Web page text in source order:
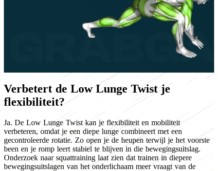
Verbetert de Low Lunge Twist je
flexibiliteit?
Ja. De Low Lunge Twist kan je flexibiliteit en mobiliteit
verbeteren, omdat je een diepe lunge combineert met een
gecontroleerde rotatie. Zo open je de heupen terwijl je het voorste
been en je romp leert stabiel te blijven in die bewegingsuitslag.
Onderzoek naar squattraining laat zien dat trainen in diepere
bewegingsuitslagen van het onderlichaam meer vraagt van de